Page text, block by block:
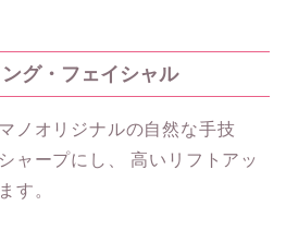
グ・フェイシャル
ノオリジナルの自然な手技
ャープにし、 高いリフトアッ
す。